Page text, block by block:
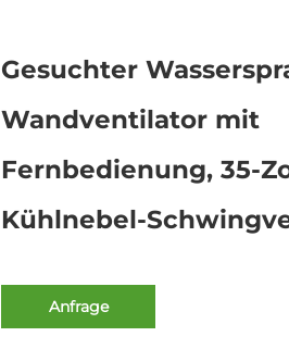
Gesuchter
Wandventilator mit
Fernbedienung, 35-
Kühlnebel-
Anfrage